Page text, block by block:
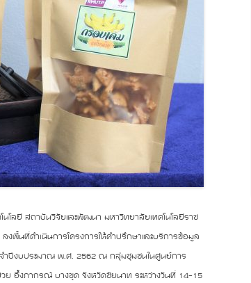
โลยี สถาบันวิจัยและพัฒนา มหาวิทยาลัยเทคโนโลยีราช
งพื้นที่ดำเนินการโครงการให้คำปรึกษาและบริการข้อมูล
จำปีงบประมาณ พ.ศ. 2562 ณ กลุ่มชุมชนในศูนย์การ
ย อึ้งภากรณ์ บางขุด จังหวัดชัยนาท ระหว่างวันที่ 14-15